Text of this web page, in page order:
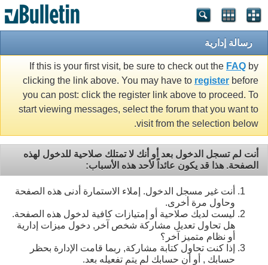
رسالة إدارية
If this is your first visit, be sure to check out the FAQ by
clicking the link above. You may have to register before
you can post: click the register link above to proceed. To
start viewing messages, select the forum that you want to
visit from the selection below.
أنت لم تسجل الدخول بعد أو أنك لا تمتلك صلاحية للدخول لهذه
الصفحة. هذا قد يكون عائداً لأحد هذه الأسباب:
أنت غير مسجل الدخول. إملاء الاستمارة أدنى هذه الصفحة
وحاول مرة أخرى.
ليست لديك صلاحية أو إمتيازات كافية لدخول هذه الصفحة.
هل تحاول تعديل مشاركة شخص آخر, دخول ميزات إدارية
أو نظام متميز آخر؟
إذا كنت تحاول كتابة مشاركة, ربما قامت الإدارة بحظر
حسابك , أو أن حسابك لم يتم تفعيله بعد.